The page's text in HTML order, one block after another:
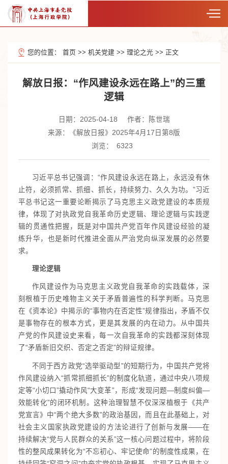
您的位置： 首页 >> 机关党建 >> 理论之光 >> 正文
解放日报：“作风建设永远在路上”的三重
逻辑
日期：2025-04-18
作者：陈世瑞
来源：《解放日报》2025年4月17日第8版
浏览：
6323
习近平总书记强调：“作风建设永远在路上，永远没有休
止符，必须抓常、抓细、抓长，持续努力、久久为功。”习近
平总书记这一重要论断揭示了马克思主义政党建设的本质规
律，体现了对执政党自我革命历史逻辑、理论逻辑与实践逻
辑的贯通性把握，既是对中国共产党百年作风建设经验的凝
练升华，也是新时代推进全面从严治党向纵深发展的必然要
求。
理论逻辑
作风建设作为马克思主义政党自我革命的实践载体，深
刻根植于历史唯物主义关于矛盾普遍性的科学判断。马克思
在《资本论》中揭示的“事物内在否定性”规律指出，矛盾不仅
是事物存在的根本方式，更是其发展的内在动力。从中国共
产党的作风建设史来看，每一次自我革命的实践都深刻体现
了“矛盾新旧交织、否定之否定”的辩证规律。
不同于西方政党“选举驱动型”的短期行为，中国共产党将
作风建设纳入“抓常抓细抓长”的制度化轨道，通过中央八项规
定等“小切口”撬动作风“大变革”，形成“发现问题—制度纠偏—
效能转化”的闭环机制。这种治理智慧不仅深深植根于《共产
党宣言》中“两个绝大多数”的政治基因，而且在此基础上，对
社会主义国家执政党建设的方法论进行了创新与发展——在
持续解决“党与人民群众的关系”这一核心问题过程中，将阶段
性的整风成果转化为“不忘初心、牢记使命”的制度性成果，在